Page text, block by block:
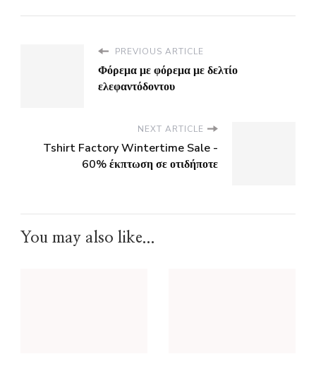
PREVIOUS ARTICLE
Φόρεμα με φόρεμα με δελτίο
ελεφαντόδοντου
NEXT ARTICLE
Tshirt Factory Wintertime Sale -
60% έκπτωση σε οτιδήποτε
You may also like...